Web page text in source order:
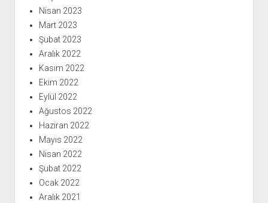
Nisan 2023
Mart 2023
Şubat 2023
Aralık 2022
Kasım 2022
Ekim 2022
Eylül 2022
Ağustos 2022
Haziran 2022
Mayıs 2022
Nisan 2022
Şubat 2022
Ocak 2022
Aralık 2021